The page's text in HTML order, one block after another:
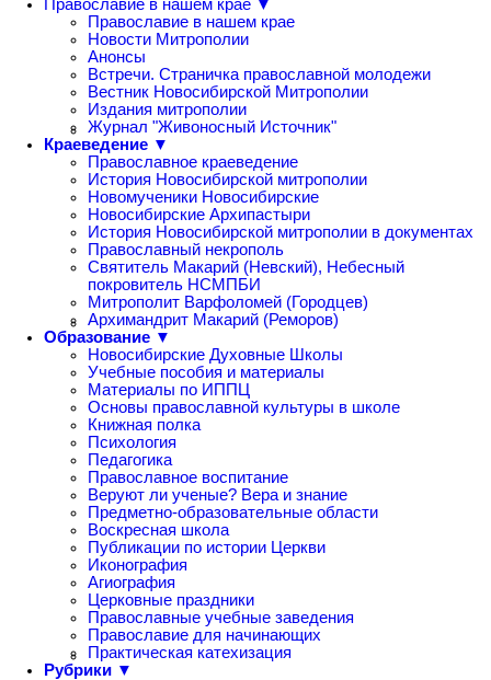
Православие в нашем крае ▼
Православие в нашем крае
Новости Митрополии
Анонсы
Встречи. Страничка православной молодежи
Вестник Новосибирской Митрополии
Издания митрополии
Журнал "Живоносный Источник"
Краеведение ▼
Православное краеведение
История Новосибирской митрополии
Новомученики Новосибирские
Новосибирские Архипастыри
История Новосибирской митрополии в документах
Православный некрополь
Святитель Макарий (Невский), Небесный
покровитель НСМПБИ
Митрополит Варфоломей (Городцев)
Архимандрит Макарий (Реморов)
Образование ▼
Новосибирские Духовные Школы
Учебные пособия и материалы
Материалы по ИППЦ
Основы православной культуры в школе
Книжная полка
Психология
Педагогика
Православное воспитание
Веруют ли ученые? Вера и знание
Предметно-образовательные области
Воскресная школа
Публикации по истории Церкви
Иконография
Агиография
Церковные праздники
Православные учебные заведения
Православие для начинающих
Практическая катехизация
Рубрики ▼